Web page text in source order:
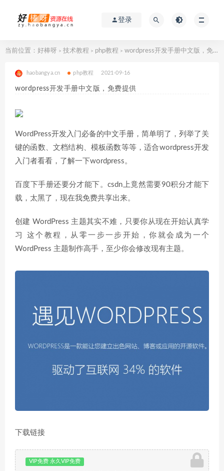
登录
当前位置： 好棒呀 > 技术教程 > php教程 > wordpress开发手册中文版，免费提供
haobangya.cn php教程 2021-09-16
wordpress开发手册中文版，免费提供
WordPress开发入门必备的中文手册，简单明了，列举了关
键的函数、文档结构、模板函数等等，适合wordpress开发
入门者看看，了解一下wordpress。
百度下手册还要分才能下。csdn上竟然需要90积分才能下
载，太黑了，现在我免费共享出来。
创建 WordPress 主题其实不难，只要你从现在开始认真学
习 这个教程，从零一步一步开始，你就会成为一个
WordPress 主题制作高手，至少你会修改现有主题。
下载链接
VIP免费 永久VIP免费